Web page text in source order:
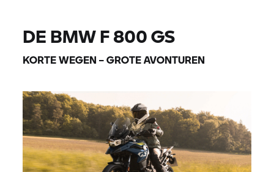
DE BMWF 800 GS
KORTE WEGEN – GROTE AVONTUREN